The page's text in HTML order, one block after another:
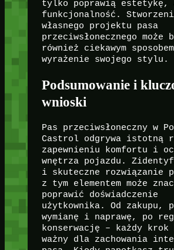
tylko poprawią estetykę,
funkcjonalność.
własnego projektu pasa
przeciwsłonecznego może
również ciekawym
wyrażenie swojego stylu.
Podsumowanie i
wnioski
Pas przeciwsłoneczny w
Castrol odgrywa istotną
zapewnieniu komfortu i
wnętrza pojazdu.
i skuteczne rozwiązanie
z tym elementem może
poprawić doświadczenie
użytkownika. Od zakupu,
wymianę i naprawę, po
konserwację – każdy
ważny dla zachowania